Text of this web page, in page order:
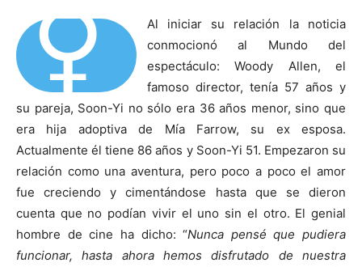
⚥
Al iniciar su relación la noticia
conmocionó al Mundo del
espectáculo: Woody Allen, el
famoso director, tenía 57 años y
su pareja, Soon-Yi no sólo era 36 años menor, sino que
era hija adoptiva de Mía Farrow, su ex esposa.
Actualmente él tiene 86 años y Soon-Yi 51. Empezaron su
relación como una aventura, pero poco a poco el amor
fue creciendo y cimentándose hasta que se dieron
cuenta que no podían vivir el uno sin el otro. El genial
hombre de cine ha dicho: “Nunca pensé que pudiera
funcionar, hasta ahora hemos disfrutado de nuestra